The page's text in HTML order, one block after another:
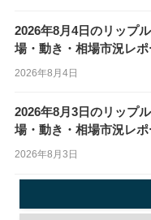
2026年8月4日のリップ
場・動き・相場市況レポ
2026年8月4日
2026年8月3日のリップ
場・動き・相場市況レポ
2026年8月3日
稿